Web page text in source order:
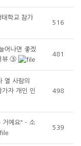
학교 참가
516
어나면 좋겠
뷰 ③
481
열 사람의
자 개인 인
498
거예요" - 소
539